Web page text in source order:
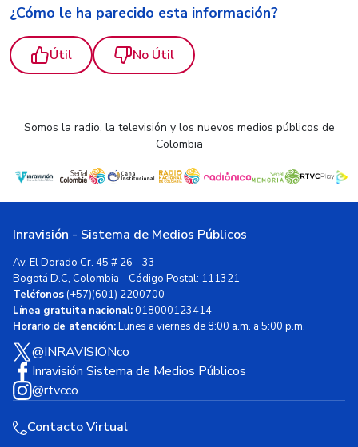
¿Cómo le ha parecido esta información?
Útil No Útil
Somos la radio, la televisión y los nuevos medios públicos de
Colombia
Inravisión - Sistema de Medios Públicos
Av. El Dorado Cr. 45 # 26 - 33
Bogotá D.C, Colombia - Código Postal: 111321
Teléfonos(+57)(601) 2200700
Línea gratuita nacional:018000123414
Horario de atención:Lunes a viernes de 8:00 a.m. a 5:00 p.m.
@INRAVISIONco
Inravisión Sistema de Medios Públicos
@rtvcco
Contacto Virtual